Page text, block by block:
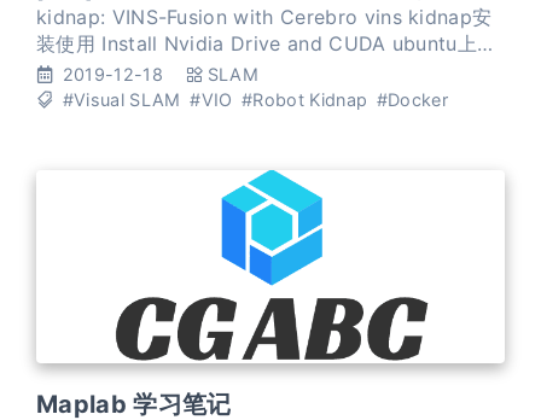
kidnap: VINS-Fusion with Cerebro vins kidnap安
装使用 Install Nvidia Drive and CUDA ubuntu上安
装NVIDIA驱动和cuda9.0，及NVIDIA-Docker
Install Docker and Nvidia-Docker
2019-12-18
SLAM
#Visual SLAM #VIO #Robot Kidnap #Docker
Maplab 学习笔记